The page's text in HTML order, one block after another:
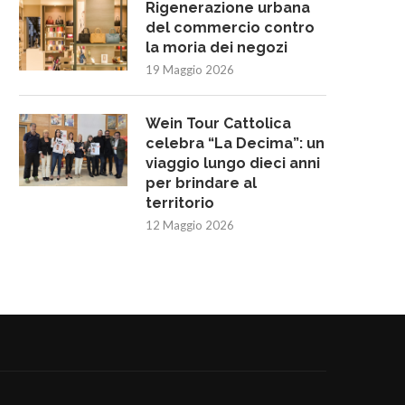
Rigenerazione urbana
del commercio contro
la moria dei negozi
19 Maggio 2026
Wein Tour Cattolica
celebra “La Decima”: un
viaggio lungo dieci anni
per brindare al
territorio
12 Maggio 2026